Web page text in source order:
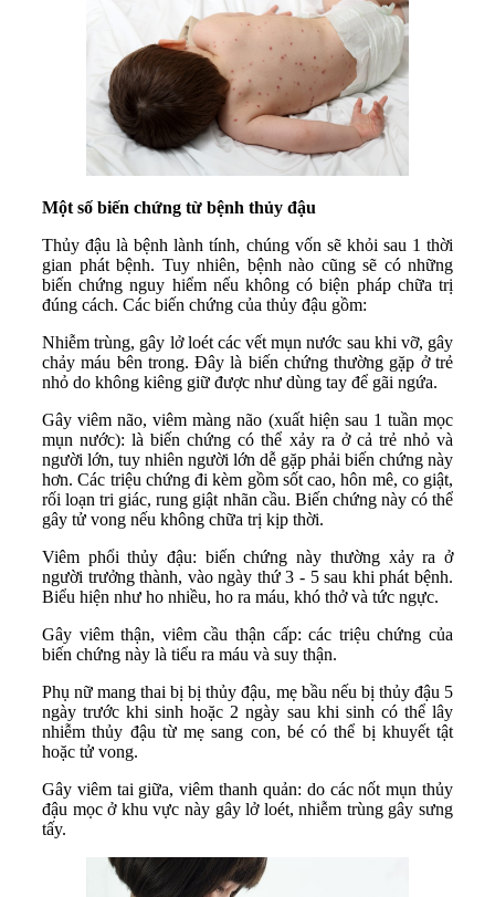
Một số biến chứng từ bệnh thủy đậu
Thủy đậu là bệnh lành tính, chúng vốn sẽ khỏi sau 1 thời
gian phát bệnh. Tuy nhiên, bệnh nào cũng sẽ có những
biến chứng nguy hiểm nếu không có biện pháp chữa trị
đúng cách. Các biến chứng của thủy đậu gồm:
Nhiễm trùng, gây lở loét các vết mụn nước sau khi vỡ, gây
chảy máu bên trong. Đây là biến chứng thường gặp ở trẻ
nhỏ do không kiêng giữ được như dùng tay để gãi ngứa.
Gây viêm não, viêm màng não (xuất hiện sau 1 tuần mọc
mụn nước): là biến chứng có thể xảy ra ở cả trẻ nhỏ và
người lớn, tuy nhiên người lớn dễ gặp phải biến chứng này
hơn. Các triệu chứng đi kèm gồm sốt cao, hôn mê, co giật,
rối loạn tri giác, rung giật nhãn cầu. Biến chứng này có thể
gây tử vong nếu không chữa trị kịp thời.
Viêm phổi thủy đậu: biến chứng này thường xảy ra ở
người trưởng thành, vào ngày thứ 3 - 5 sau khi phát bệnh.
Biểu hiện như ho nhiều, ho ra máu, khó thở và tức ngực.
Gây viêm thận, viêm cầu thận cấp: các triệu chứng của
biến chứng này là tiểu ra máu và suy thận.
Phụ nữ mang thai bị bị thủy đậu, mẹ bầu nếu bị thủy đậu 5
ngày trước khi sinh hoặc 2 ngày sau khi sinh có thể lây
nhiễm thủy đậu từ mẹ sang con, bé có thể bị khuyết tật
hoặc tử vong.
Gây viêm tai giữa, viêm thanh quản: do các nốt mụn thủy
đậu mọc ở khu vực này gây lở loét, nhiễm trùng gây sưng
tấy.